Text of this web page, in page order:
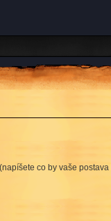
co by vaše